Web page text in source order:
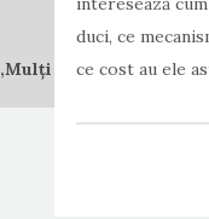
duci, ce
ce cost au ele
oameni nu se